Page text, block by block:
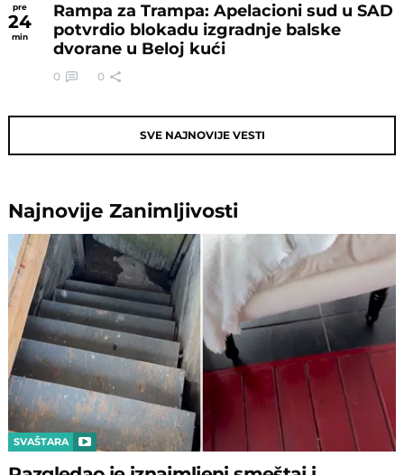
pre
24
min
Rampa za Trampa: Apelacioni sud u SAD
potvrdio blokadu izgradnje balske
dvorane u Beloj kući
0 0
SVE NAJNOVIJE VESTI
NajnovijeZanimljivosti
SVAŠTARA